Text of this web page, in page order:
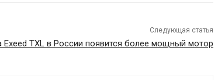
Следующая статья
Exeed TXL в России появится более мощный мотор